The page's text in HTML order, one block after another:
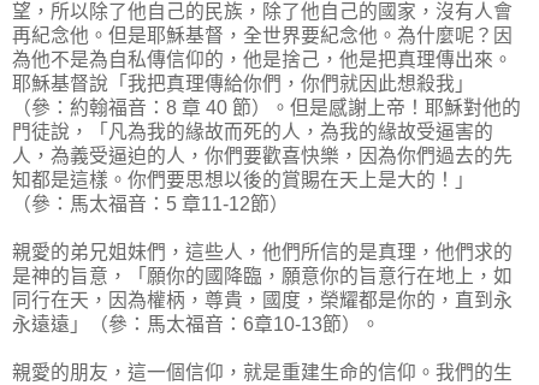
望，所以除了他自己的民族，除了他自己的國家，沒有人會
再紀念他。但是耶穌基督，全世界要紀念他。為什麼呢？因
為他不是為自私傳信仰的，他是捨己，他是把真理傳出來。
耶穌基督說「我把真理傳給你們，你們就因此想殺我」
（參：約翰福音：8 章 40 節）。但是感謝上帝！耶穌對他的
門徒說，「凡為我的緣故而死的人，為我的緣故受逼害的
人，為義受逼迫的人，你們要歡喜快樂，因為你們過去的先
知都是這樣。你們要思想以後的賞賜在天上是大的！」
（參：馬太福音：5 章11-12節）
親愛的弟兄姐妹們，這些人，他們所信的是真理，他們求的
是神的旨意，「願你的國降臨，願意你的旨意行在地上，如
同行在天，因為權柄，尊貴，國度，榮耀都是你的，直到永
永遠遠」（參：馬太福音：6章10-13節）。
親愛的朋友，這一個信仰，就是重建生命的信仰。我們的生